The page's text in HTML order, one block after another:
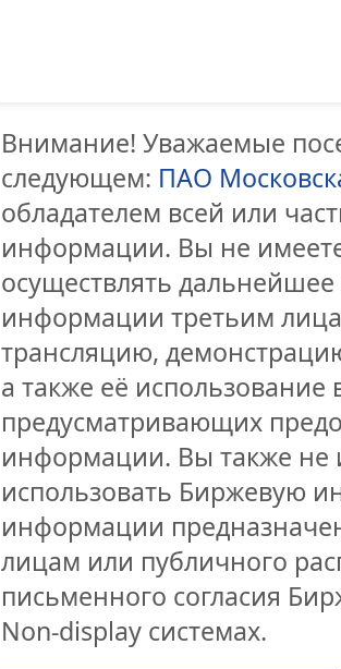
Внимание! Уважаемые
следующем: ПАО
обладателем всей или
информации. Вы не
осуществлять
информации третьим
трансляцию,
а также её
предусматривающих
информации. Вы также не
использовать Биржевую
информации
лицам или публичного
письменного согласия
Non-display системах.